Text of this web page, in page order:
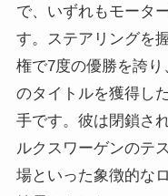
で、いずれもモータ
す。ステアリングを
権で7度の優勝を誇
のタイトルを獲得し
手です。彼は閉鎖さ
ルクスワーゲンのテ
場といった象徴的な